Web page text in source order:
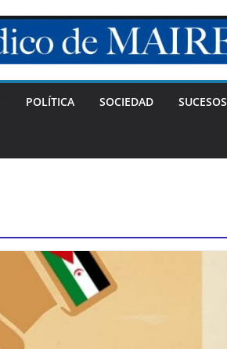
POLÍTICA SOCIEDAD SUCESOS